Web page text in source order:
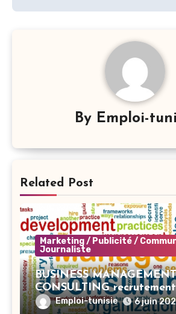
By Emploi-
Related Post
Marketing / Publicité /
Journaliste
BUSINESS MANAGEMENT
CONSULTING
Developer BI – Tunis
Emploi-tunisie 6 juin